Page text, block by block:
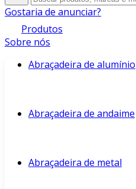
Gostaria de anunciar?
Produtos
Sobre nós
Abraçadeira de alumínio
Abraçadeira de andaime
Abraçadeira de metal